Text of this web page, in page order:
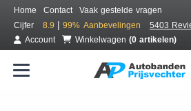
Home Contact
Vaak gestelde vragen
Cijfer
8.9 | 99% Aanbevelingen
5403
Account
Winkelwagen (0 artikelen)